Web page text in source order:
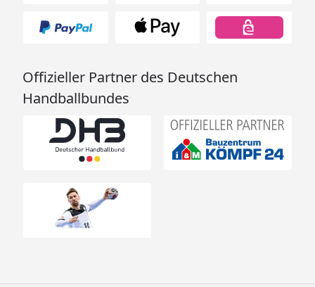
Offizieller Partner des Deutschen
Handballbundes